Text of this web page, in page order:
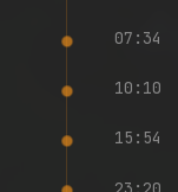
07:34
10:10
15:54